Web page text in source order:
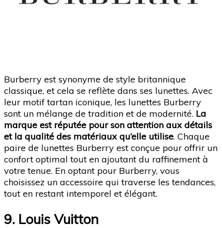
Burberry est synonyme de style britannique
classique, et cela se reflète dans ses lunettes. Avec
leur motif tartan iconique, les lunettes Burberry
sont un mélange de tradition et de modernité. La
marque est réputée pour son attention aux détails
et la qualité des matériaux qu’elle utilise. Chaque
paire de lunettes Burberry est conçue pour offrir un
confort optimal tout en ajoutant du raffinement à
votre tenue. En optant pour Burberry, vous
choisissez un accessoire qui traverse les tendances,
tout en restant intemporel et élégant.
9. Louis Vuitton